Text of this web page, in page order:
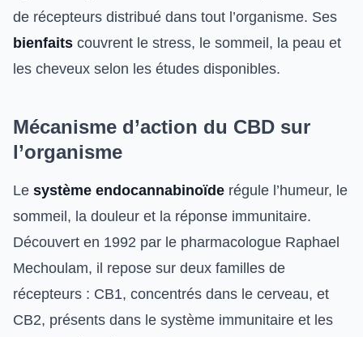
de récepteurs distribué dans tout l’organisme. Ses
bienfaits couvrent le stress, le sommeil, la peau et
les cheveux selon les études disponibles.
Mécanisme d’action du CBD sur
l’organisme
Le système endocannabinoïde régule l’humeur, le
sommeil, la douleur et la réponse immunitaire.
Découvert en 1992 par le pharmacologue Raphael
Mechoulam, il repose sur deux familles de
récepteurs : CB1, concentrés dans le cerveau, et
CB2, présents dans le système immunitaire et les